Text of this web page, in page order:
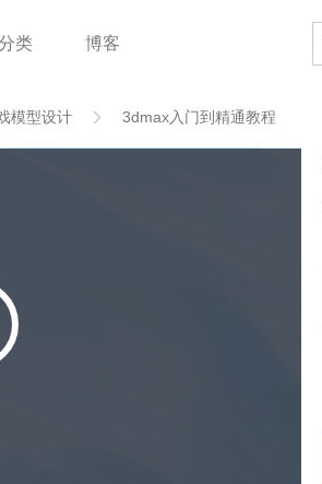
类 博客
模型设计 3dmax入门到精通教程